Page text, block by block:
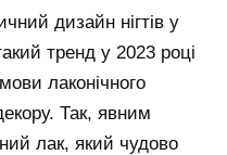
дизайн нігтів у
тренд у 2023 році
лаконічного
Так, явним
лак, який чудово